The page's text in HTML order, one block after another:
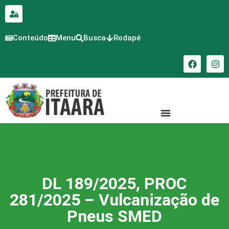
conteúdo
Conteúdo Menu Busca Rodapé
DL 189/2025, PROC
281/2025 – Vulcanização de
Pneus SMED